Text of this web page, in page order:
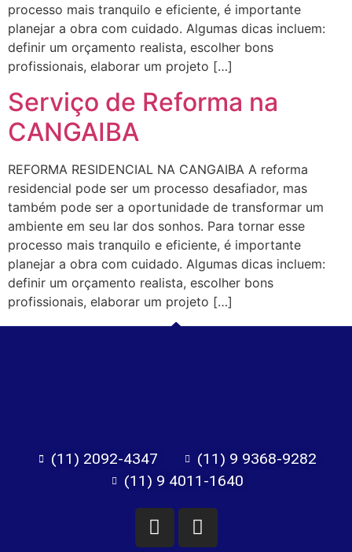
processo mais tranquilo e eficiente, é importante
planejar a obra com cuidado. Algumas dicas incluem:
definir um orçamento realista, escolher bons
profissionais, elaborar um projeto […]
Serviço de Reforma na
CANGAIBA
REFORMA RESIDENCIAL NA CANGAIBA A reforma
residencial pode ser um processo desafiador, mas
também pode ser a oportunidade de transformar um
ambiente em seu lar dos sonhos. Para tornar esse
processo mais tranquilo e eficiente, é importante
planejar a obra com cuidado. Algumas dicas incluem:
definir um orçamento realista, escolher bons
profissionais, elaborar um projeto […]
(11) 2092-4347
(11) 9 9368-9282
(11) 9 4011-1640